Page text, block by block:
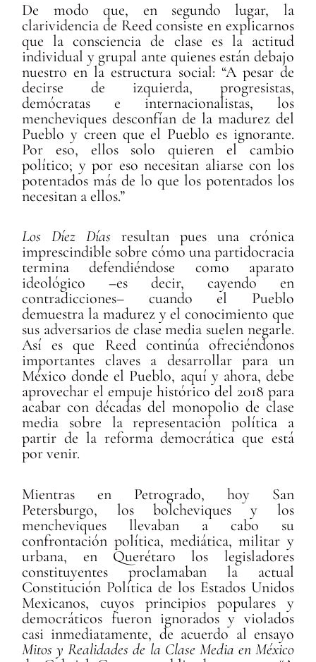
De modo que, en segundo lugar, la
clarividencia de Reed consiste en explicarnos
que la consciencia de clase es la actitud
individual y grupal ante quienes están debajo
nuestro en la estructura social: “A pesar de
decirse de izquierda, progresistas,
demócratas e internacionalistas, los
mencheviques desconfían de la madurez del
Pueblo y creen que el Pueblo es ignorante.
Por eso, ellos solo quieren el cambio
político; y por eso necesitan aliarse con los
potentados más de lo que los potentados los
necesitan a ellos.”
Los Díez Días resultan pues una crónica
imprescindible sobre cómo una partidocracia
termina defendiéndose como aparato
ideológico –es decir, cayendo en
contradicciones– cuando el Pueblo
demuestra la madurez y el conocimiento que
sus adversarios de clase media suelen negarle.
Así es que Reed continúa ofreciéndonos
importantes claves a desarrollar para un
México donde el Pueblo, aquí y ahora, debe
aprovechar el empuje histórico del 2018 para
acabar con décadas del monopolio de clase
media sobre la representación política a
partir de la reforma democrática que está
por venir.
Mientras en Petrogrado, hoy San
Petersburgo, los bolcheviques y los
mencheviques llevaban a cabo su
confrontación política, mediática, militar y
urbana, en Querétaro los legisladores
constituyentes proclamaban la actual
Constitución Política de los Estados Unidos
Mexicanos, cuyos principios populares y
democráticos fueron ignorados y violados
casi inmediatamente, de acuerdo al ensayo
Mitos y Realidades de la Clase Media en México